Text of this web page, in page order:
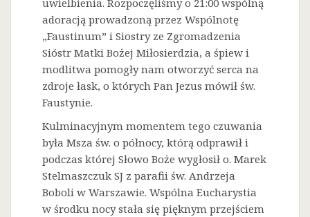
uwielbienia. Rozpoczęliśmy o 21:00 wspólną
adoracją prowadzoną przez Wspólnotę
„Faustinum” i Siostry ze Zgromadzenia
Sióstr Matki Bożej Miłosierdzia, a śpiew i
modlitwa pomogły nam otworzyć serca na
zdroje łask, o których Pan Jezus mówił św.
Faustynie.
Kulminacyjnym momentem tego czuwania
była Msza św. o północy, którą odprawił i
podczas której Słowo Boże wygłosił o. Marek
Stelmaszczuk SJ z parafii św. Andrzeja
Boboli w Warszawie. Wspólna Eucharystia
w środku nocy stała się pięknym przejściem